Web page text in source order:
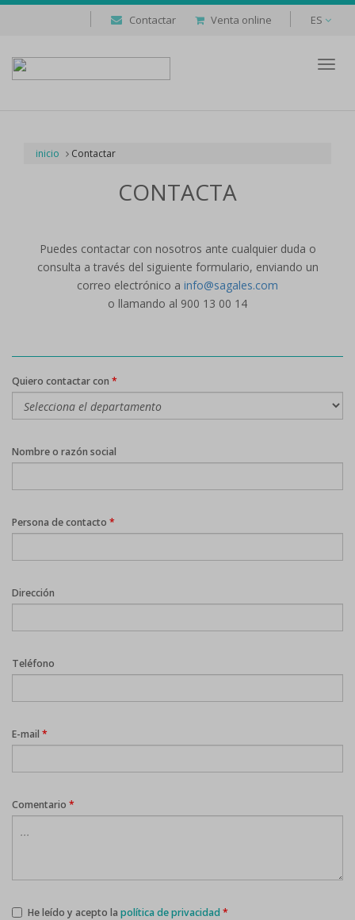
Contactar Venta online ES
inicio Contactar
CONTACTA
Puedes contactar con nosotros ante cualquier duda o
consulta a través del siguiente formulario, enviando un
correo electrónico a info@sagales.com
o llamando al 900 13 00 14
Quiero contactar con *
Nombre o razón social
Persona de contacto *
Dirección
Teléfono
E-mail *
Comentario *
He leído y acepto la política de privacidad *